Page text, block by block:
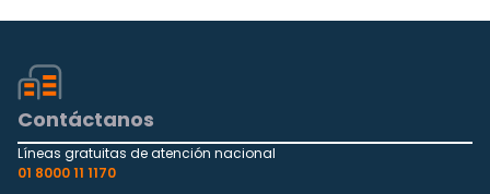
Contáctanos
Líneas gratuitas de atención nacional
01 8000 11 1170